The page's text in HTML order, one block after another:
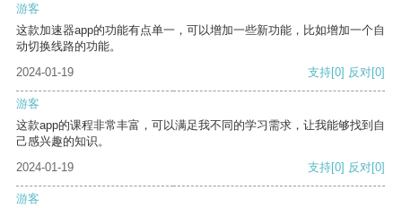
游客
这款加速器app的功能有点单一，可以增加一些新功能，比如增加一个自
动切换线路的功能。
2024-01-19
支持[0] 反对[0]
游客
这款app的课程非常丰富，可以满足我不同的学习需求，让我能够找到自
己感兴趣的知识。
2024-01-19
支持[0] 反对[0]
游客